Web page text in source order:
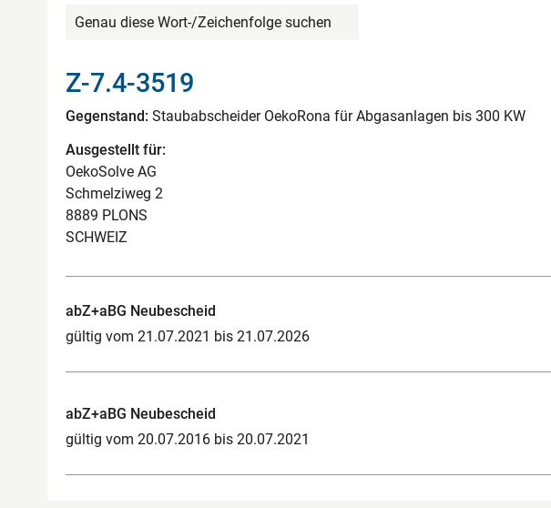
Genau diese Wort-/Zeichenfolge suchen
Z-7.4-3519
Gegenstand: Staubabscheider OekoRona für Abgasanlagen bis 300 KW
Ausgestellt für:
OekoSolve AG
Schmelziweg 2
8889 PLONS
SCHWEIZ
abZ+aBG Neubescheid
gültig vom 21.07.2021 bis 21.07.2026
abZ+aBG Neubescheid
gültig vom 20.07.2016 bis 20.07.2021